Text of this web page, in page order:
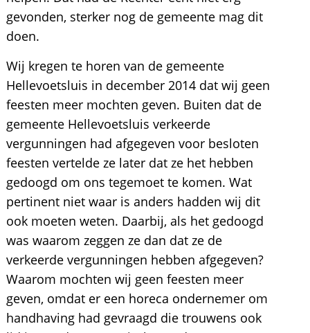
gevonden, sterker nog de gemeente mag dit
doen.
Wij kregen te horen van de gemeente
Hellevoetsluis in december 2014 dat wij geen
feesten meer mochten geven. Buiten dat de
gemeente Hellevoetsluis verkeerde
vergunningen had afgegeven voor besloten
feesten vertelde ze later dat ze het hebben
gedoogd om ons tegemoet te komen. Wat
pertinent niet waar is anders hadden wij dit
ook moeten weten. Daarbij, als het gedoogd
was waarom zeggen ze dan dat ze de
verkeerde vergunningen hebben afgegeven?
Waarom mochten wij geen feesten meer
geven, omdat er een horeca ondernemer om
handhaving had gevraagd die trouwens ook